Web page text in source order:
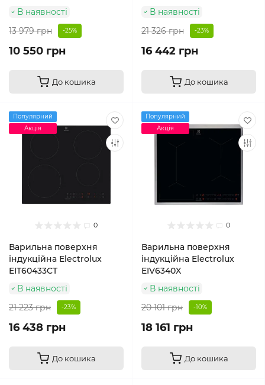
В наявності
13 979 грн
-25%
10 550 грн
До кошика
В наявності
21 326 грн
-23%
16 442 грн
До кошика
Популярний
Акція
0
Варильна поверхня
індукційна Electrolux
EIT60433CT
В наявності
21 223 грн
-23%
16 438 грн
До кошика
Популярний
Акція
0
Варильна поверхня
індукційна Electrolux
EIV6340X
В наявності
20 101 грн
-10%
18 161 грн
До кошика